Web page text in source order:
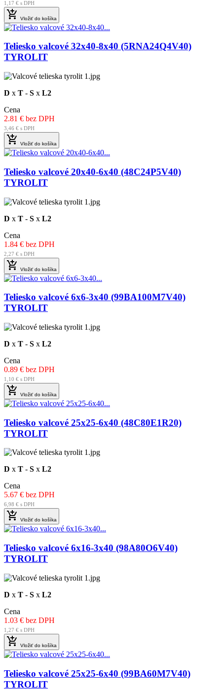
1,17 € s DPH
 Vložiť do košíka
Teliesko valcové 32x40-8x40 (5RNA24Q4V40)
TYROLIT
D x T - S x L2
Cena
2.81 € bez DPH
3,46 € s DPH
 Vložiť do košíka
Teliesko valcové 20x40-6x40 (48C24P5V40)
TYROLIT
D x T - S x L2
Cena
1.84 € bez DPH
2,27 € s DPH
 Vložiť do košíka
Teliesko valcové 6x6-3x40 (99BA100M7V40)
TYROLIT
D x T - S x L2
Cena
0.89 € bez DPH
1,10 € s DPH
 Vložiť do košíka
Teliesko valcové 25x25-6x40 (48C80E1R20)
TYROLIT
D x T - S x L2
Cena
5.67 € bez DPH
6,98 € s DPH
 Vložiť do košíka
Teliesko valcové 6x16-3x40 (98A80O6V40)
TYROLIT
D x T - S x L2
Cena
1.03 € bez DPH
1,27 € s DPH
 Vložiť do košíka
Teliesko valcové 25x25-6x40 (99BA60M7V40)
TYROLIT